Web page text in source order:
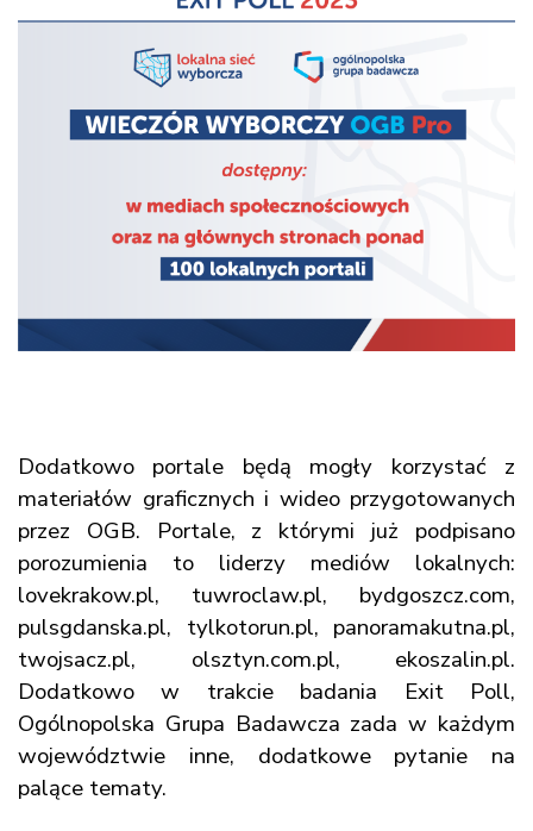
Dodatkowo portale będą mogły korzystać z
materiałów graficznych i wideo przygotowanych
przez OGB. Portale, z którymi już podpisano
porozumienia to liderzy mediów lokalnych:
lovekrakow.pl, tuwroclaw.pl, bydgoszcz.com,
pulsgdanska.pl, tylkotorun.pl, panoramakutna.pl,
twojsacz.pl, olsztyn.com.pl, ekoszalin.pl.
Dodatkowo w trakcie badania Exit Poll,
Ogólnopolska Grupa Badawcza zada w każdym
województwie inne, dodatkowe pytanie na
palące tematy.